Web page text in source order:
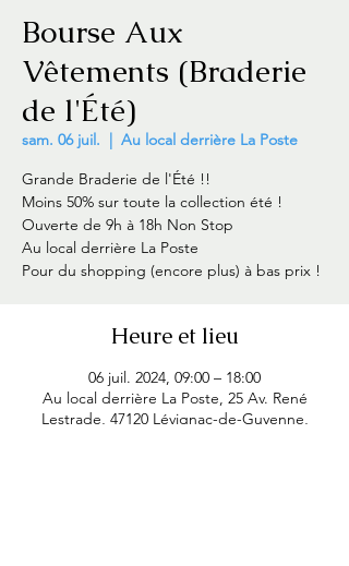
Bourse Aux
Vêtements (Braderie
de l'Été)
sam. 06 juil.
  |
Au local derrière La Poste
Grande Braderie de l'Été !!
Moins 50% sur toute la collection été !
Ouverte de 9h à 18h Non Stop
Au local derrière La Poste
Heure et lieu
06 juil. 2024, 09:00 – 18:00
Au local derrière La Poste, 25 Av. René
Lestrade, 47120 Lévignac-de-Guyenne,